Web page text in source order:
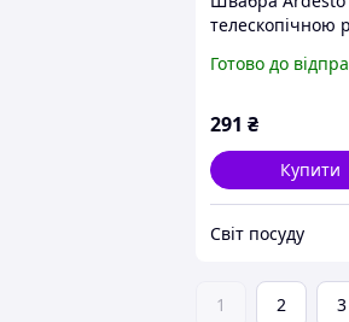
телескопічною
насадкою 41 см
Готово до
291 ₴
Купити
Світ посуду
1 2 3